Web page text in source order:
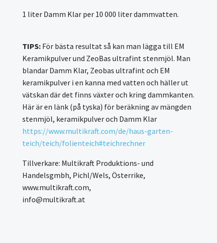
1 liter Damm Klar per 10 000 liter dammvatten.
TIPS: För bästa resultat så kan man lägga till EM
Keramikpulver und ZeoBas ultrafint stenmjöl. Man
blandar Damm Klar, Zeobas ultrafint och EM
keramikpulver i en kanna med vatten och häller ut
vätskan där det finns växter och kring dammkanten.
Här är en länk (på tyska) för beräkning av mängden
stenmjöl, keramikpulver och Damm Klar
https://www.multikraft.com/de/haus-garten-
teich/teich/folienteich#teichrechner
Tillverkare: Multikraft Produktions- und
Handelsgmbh, Pichl/Wels, Österrike,
www.multikraft.com,
info@multikraft.at